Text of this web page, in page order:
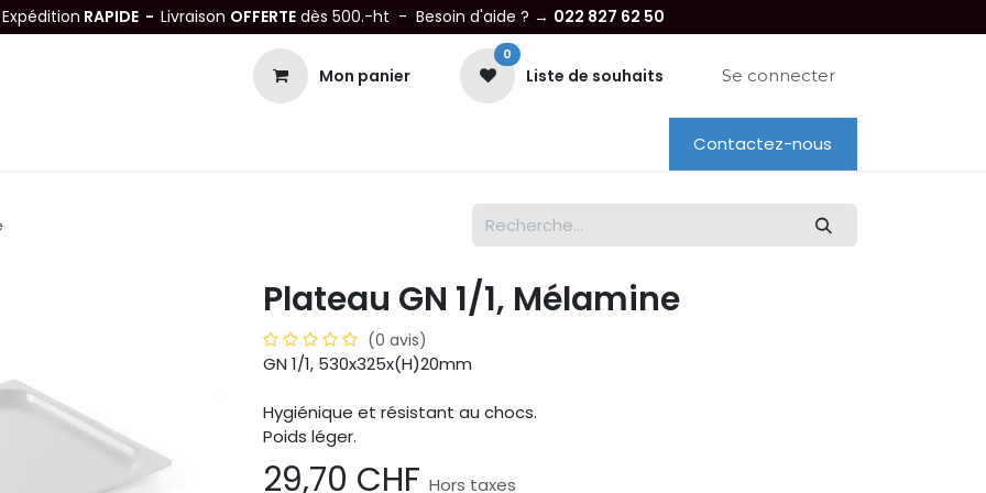
Expédition RAPIDE - Livraison OFFERTE dès 500.-ht - Besoin d'aide ? → 022 827 62 50
Mon panier
0
Liste de souhaits Se connecter
Dépannage Location
Contactez-nous
Plateau GN 1/1, Mélamine
(0 avis)
GN 1/1, 530x325x(H)20mm
Hygiénique et résistant au chocs.
Poids léger.
29,70 CHF Hors taxes